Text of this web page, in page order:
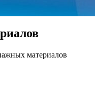
материалов